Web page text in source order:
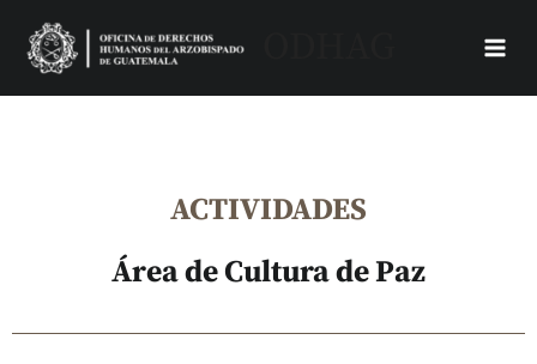
content
ACTIVIDADES
Área de Cultura de Paz